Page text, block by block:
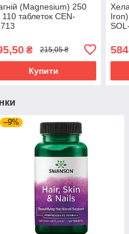
(Magnesium) 250
110 таблеток CEN-
₴ 215,05 ₴
Купити
–9%